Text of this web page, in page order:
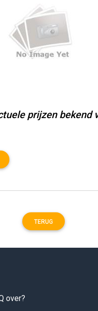
prijzen bekend
TERUG
over?